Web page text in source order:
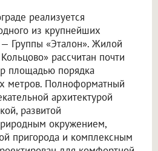
реализуется
из крупнейших
Группы «Эталон». Жилой
рассчитан почти
площадью порядка
метров. Полноформатный
архитектурой
развитой
окружением,
пригорода и комплексным